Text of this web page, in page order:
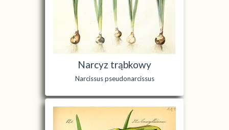
Narcyz trąbkowy
Narcissus pseudonarcissus